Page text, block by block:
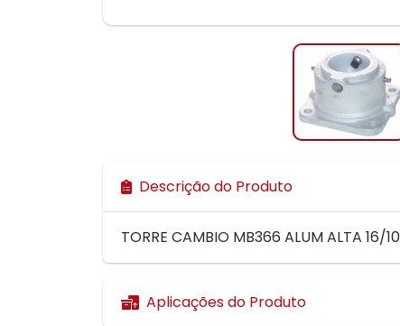
Descrição do Produto
TORRE CAMBIO MB366 ALUM ALTA 16/
Aplicações do Produto